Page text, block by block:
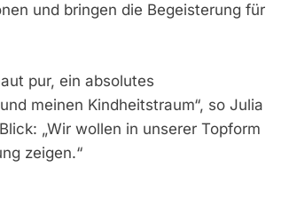
und bringen die Begeisterung für
pur, ein absolutes
meinen Kindheitstraum“, so Julia
„Wir wollen in unserer Topform
zeigen.“